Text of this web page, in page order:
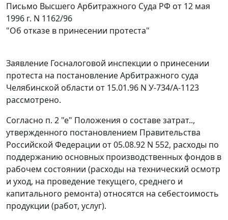
Письмо Высшего Арбитражного Суда РФ от 12 мая
1996 г. N 1162/96
"Об отказе в принесении протеста"
Заявление Госналоговой инспекции о принесении
протеста на постановление Арбитражного суда
Челябинской области от 15.01.96 N У-734/А-1123
рассмотрено.
Согласно п. 2 "е" Положения о составе затрат..,
утвержденного постановлением Правительства
Российской Федерации от 05.08.92 N 552, расходы по
поддержанию основных производственных фондов в
рабочем состоянии (расходы на технический осмотр
и уход, на проведение текущего, среднего и
капитального ремонта) относятся на себестоимость
продукции (работ, услуг).